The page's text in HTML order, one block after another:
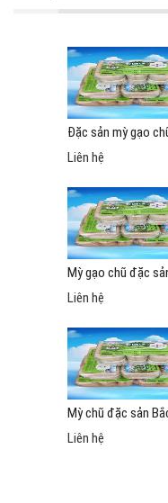
Đặc sản mỳ gạo
Liên hệ
Mỳ gạo chũ đặc
Liên hệ
Mỳ chũ đặc sản
Liên hệ